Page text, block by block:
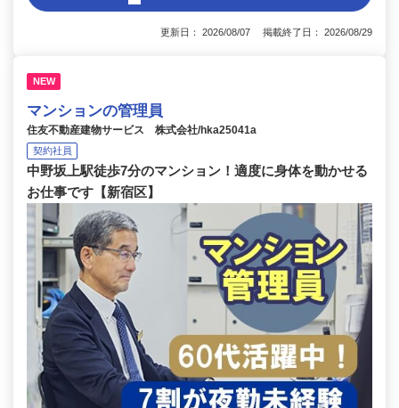
更新日： 2026/08/07 掲載終了日： 2026/08/29
NEW
マンションの管理員
住友不動産建物サービス 株式会社/hka25041a
契約社員
中野坂上駅徒歩7分のマンション！適度に身体を動かせる
お仕事です【新宿区】